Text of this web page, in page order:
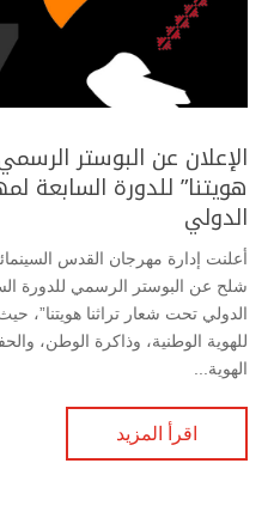
الإعلان عن البوستر
هويتنا” للدورة السابعة
الدولي
أعلنت إدارة مهرجان القدس
شلح عن البوستر الرسمي للدورة
الدولي تحت شعار تراثنا هويتنا”،
للهوية الوطنية، وذاكرة الوطن،
الهوية...
اقرأ المزيد